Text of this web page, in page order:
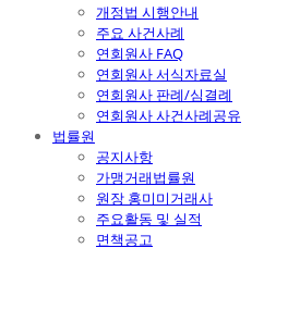
개정법 시행안내
주요 사건사례
연회원사 FAQ
연회원사 서식자료실
연회원사 판례/심결례
연회원사 사건사례공유
법률원
공지사항
가맹거래법률원
원장 홍미미거래사
주요활동 및 실적
면책공고